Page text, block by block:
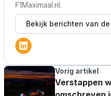
F1Maximaal.nl.
Bekijk berichten van
Vorig artikel
Verstappen